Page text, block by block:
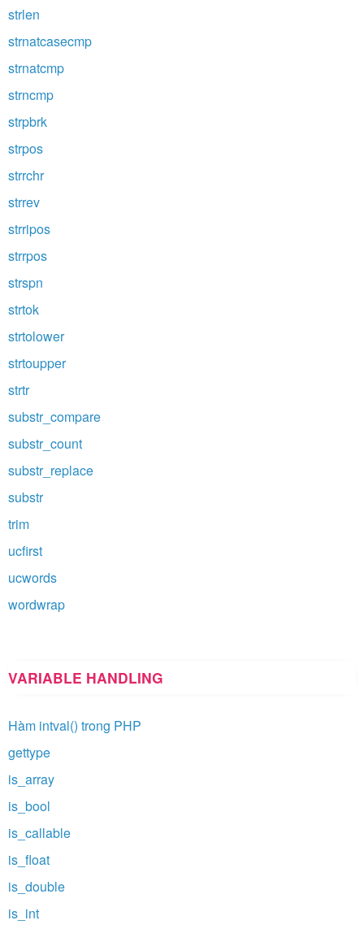
strlen
strnatcasecmp
strnatcmp
strncmp
strpbrk
strpos
strrchr
strrev
strripos
strrpos
strspn
strtok
strtolower
strtoupper
strtr
substr_compare
substr_count
substr_replace
substr
trim
ucfirst
ucwords
wordwrap
VARIABLE HANDLING
Hàm intval() trong PHP
gettype
is_array
is_bool
is_callable
is_float
is_double
is_int